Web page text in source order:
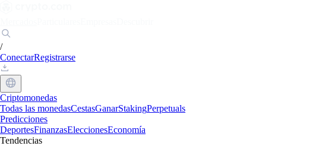
/
ConectarRegistrarse
Criptomonedas
Todas las monedasCestasGanarStakingPerpetuals
Predicciones
DeportesFinanzasEleccionesEconomía
Tendencias